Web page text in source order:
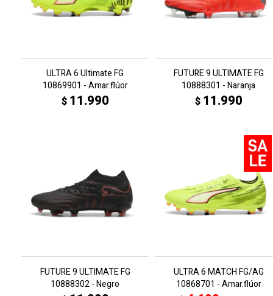
ULTRA 6 Ultimate FG
10869901 - Amar.flúor
$ 11.990
FUTURE 9 ULTIMATE FG
10888301 - Naranja
$ 11.990
FUTURE 9 ULTIMATE FG
10888302 - Negro
ULTRA 6 MATCH FG/AG
10868701 - Amar.flúor